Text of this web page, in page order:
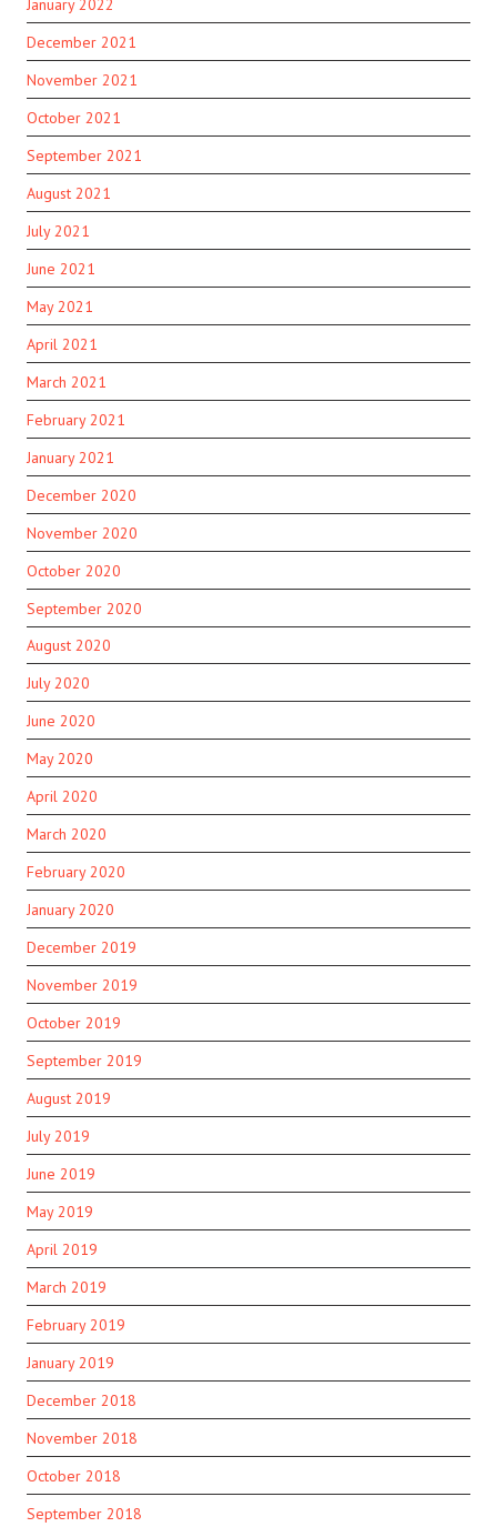
January 2022
December 2021
November 2021
October 2021
September 2021
August 2021
July 2021
June 2021
May 2021
April 2021
March 2021
February 2021
January 2021
December 2020
November 2020
October 2020
September 2020
August 2020
July 2020
June 2020
May 2020
April 2020
March 2020
February 2020
January 2020
December 2019
November 2019
October 2019
September 2019
August 2019
July 2019
June 2019
May 2019
April 2019
March 2019
February 2019
January 2019
December 2018
November 2018
October 2018
September 2018